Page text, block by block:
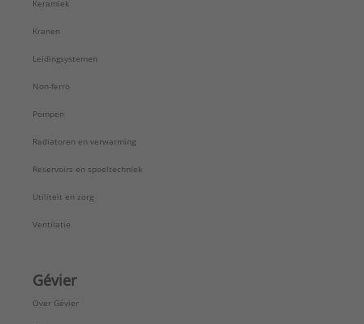
Keramiek
Kranen
Leidingsystemen
Non-ferro
Pompen
Radiatoren en verwarming
Reservoirs en spoeltechniek
Utiliteit en zorg
Ventilatie
Gévier
Over Gévier